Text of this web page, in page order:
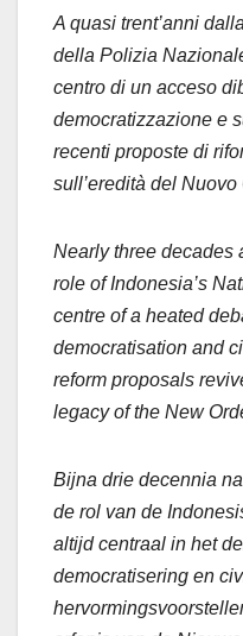
A quasi trent’anni
della Polizia
centro di un acceso
democratizzazione e
recenti proposte di
sull’eredità del Nuovo
Nearly three decades
role of Indonesia’s
centre of a heated
democratisation and
reform proposals
legacy of the New
Bijna drie decennia
de rol van de
altijd centraal in het
democratisering en